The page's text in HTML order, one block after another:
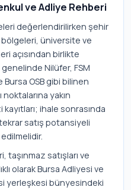
ve Adliye Rehberi
değerlendirilirken şehir
bölgeleri, üniversite ve
açısından birlikte
Nilüfer, FSM
Bursa OSB gibi bilinen
yakın
ihale sonrasında
satış potansiyeli
taşınmaz satışları ve
olarak Bursa Adliyesi ve
yerleşkesi bünyesindeki